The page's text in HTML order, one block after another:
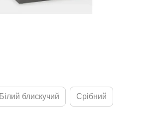
Білий блискучий Срібний